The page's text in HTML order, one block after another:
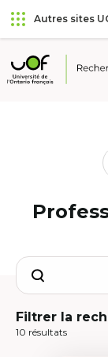
Aller
au
principal
Passer
au
Autres sites
Université
Search
Filtrer la
10 résultats